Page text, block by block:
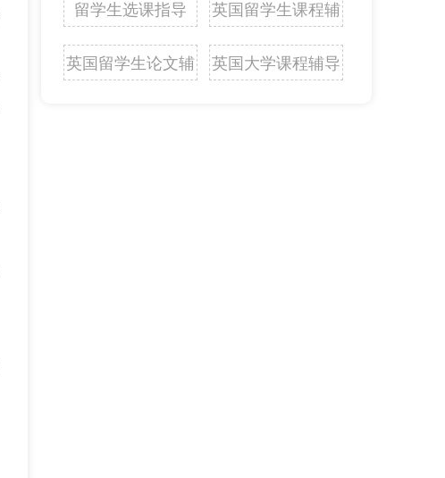
留学生选课指导
英国留学生课程辅
导
英国留学生论文辅
英国大学课程辅导